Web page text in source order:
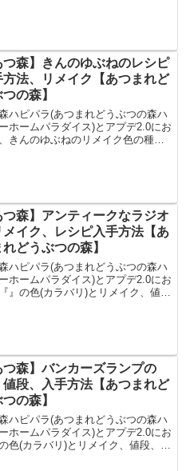
つ森】きんのゆぶねのレシピ
方法、リメイク【あつまれど
の森】
ハピパラ(あつまれどうぶつの森ハ
ホームパラダイス)とアプデ2.0にお
きんのゆぶねのリメイク色の種類
つ森】アンティークなラジオ
メイク、レシピ入手方法【あ
どうぶつの森】
ハピパラ(あつまれどうぶつの森ハ
ホームパラダイス)とアプデ2.0にお
』の色(カラバリ)とリメイク、値
つ森】バンカーズランプの
値段、入手方法【あつまれど
の森】
ハピパラ(あつまれどうぶつの森ハ
ホームパラダイス)とアプデ2.0にお
色(カラバリ)とリメイク、値段、種